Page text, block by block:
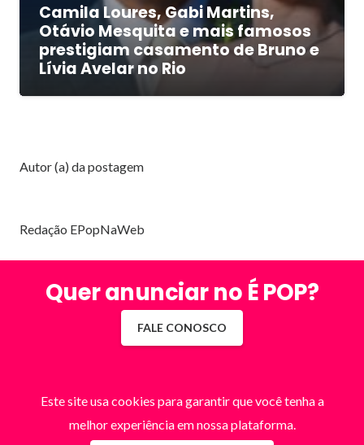
Camila Loures, Gabi Martins,
Otávio Mesquita e mais famosos
prestigiam casamento de Bruno e
Lívia Avelar no Rio
Autor (a) da postagem
Redação EPopNaWeb
Quer anunciar no É POP?
FALE CONOSCO
Este site usa cookies para garantir que você tenha a
melhor experiência em nossa plataforma.